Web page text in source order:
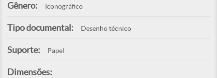
Gênero: Iconográfico
Tipo documental: Desenho técnico
Suporte: Papel
Dimensões: